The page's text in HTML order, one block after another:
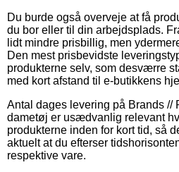
Du burde også overveje at få
du bor eller til din arbejdsplads.
lidt mindre prisbillig, men
Den mest prisbevidste
produkterne selv, som desværre
med kort afstand til e-butikkens
Antal dages levering på Brands //
dametøj er usædvanlig relevant
produkterne inden for kort tid, så
aktuelt at du efterser
respektive vare.